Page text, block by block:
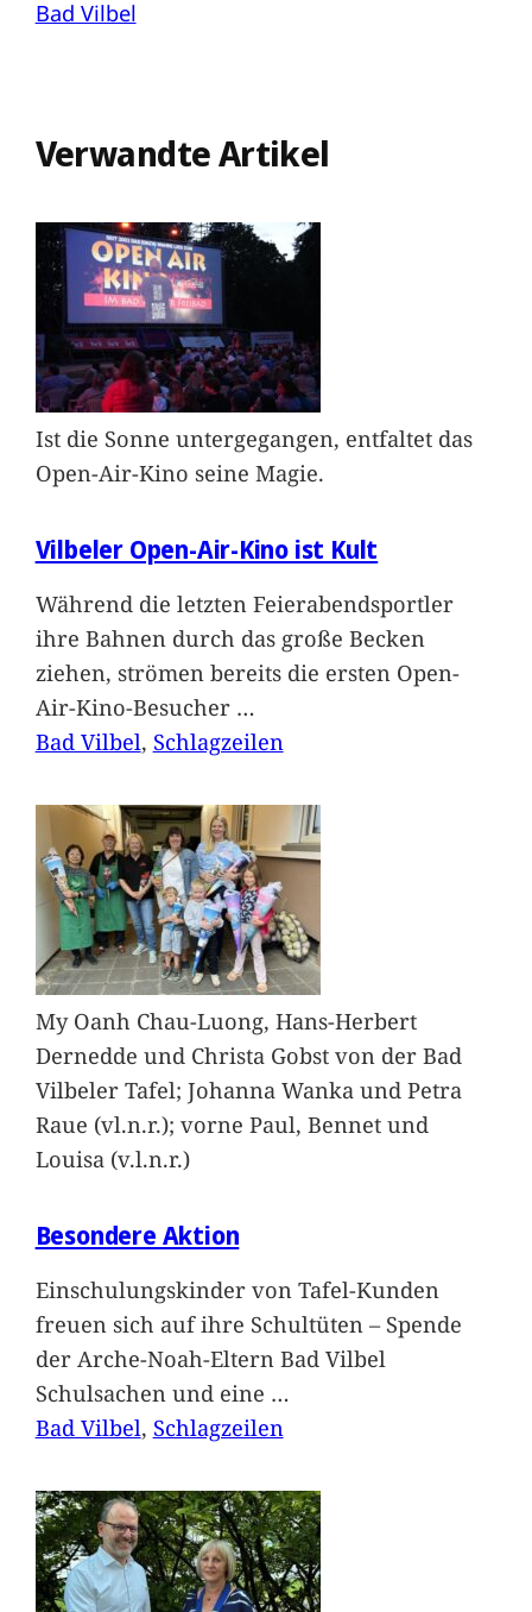
Bad Vilbel
Verwandte Artikel
Ist die Sonne untergegangen, entfaltet das
Open-Air-Kino seine Magie.
Vilbeler Open-Air-Kino ist Kult
Während die letzten Feierabendsportler
ihre Bahnen durch das große Becken
ziehen, strömen bereits die ersten Open-
Air-Kino-Besucher …
Bad Vilbel, Schlagzeilen
My Oanh Chau-Luong, Hans-Herbert
Dernedde und Christa Gobst von der Bad
Vilbeler Tafel; Johanna Wanka und Petra
Raue (vl.n.r.); vorne Paul, Bennet und
Louisa (v.l.n.r.)
Besondere Aktion
Einschulungskinder von Tafel-Kunden
freuen sich auf ihre Schultüten – Spende
der Arche-Noah-Eltern Bad Vilbel
Schulsachen und eine …
Bad Vilbel, Schlagzeilen